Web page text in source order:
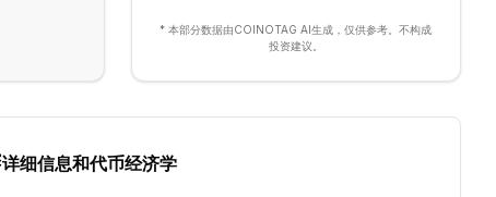
* 本部分数据由COINOTAG AI生成，仅供参考。不构成
投资建议。
详细信息和代币经济学